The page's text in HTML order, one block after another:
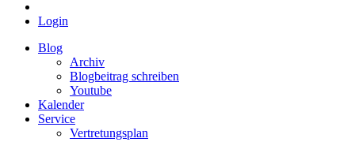
Login
Blog
Archiv
Blogbeitrag schreiben
Youtube
Kalender
Service
Vertretungsplan